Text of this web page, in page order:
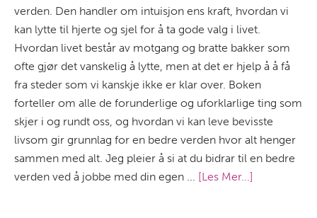
verden. Den handler om intuisjon ens kraft, hvordan vi
kan lytte til hjerte og sjel for å ta gode valg i livet.
Hvordan livet består av motgang og bratte bakker som
ofte gjør det vanskelig å lytte, men at det er hjelp å å få
fra steder som vi kanskje ikke er klar over. Boken
forteller om alle de forunderlige og uforklarlige ting som
skjer i og rundt oss, og hvordan vi kan leve bevisste
livsom gir grunnlag for en bedre verden hvor alt henger
sammen med alt. Jeg pleier å si at du bidrar til en bedre
verden ved å jobbe med din egen ... [Les Mer...]